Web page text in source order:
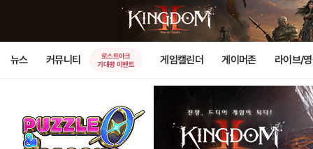
뉴스 커뮤니티
로스트아크
기대평 이벤트
게임캘린더 게이머존 라이브/